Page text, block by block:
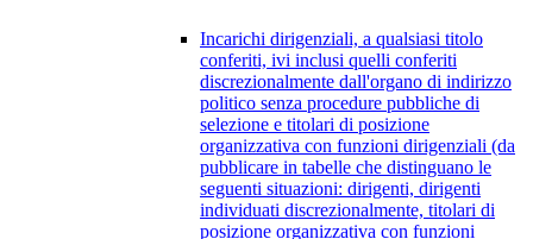
Incarichi dirigenziali, a qualsiasi titolo
conferiti, ivi inclusi quelli conferiti
discrezionalmente dall'organo di indirizzo
politico senza procedure pubbliche di
selezione e titolari di posizione
organizzativa con funzioni dirigenziali (da
pubblicare in tabelle che distinguano le
seguenti situazioni: dirigenti, dirigenti
individuati discrezionalmente, titolari di
posizione organizzativa con funzioni